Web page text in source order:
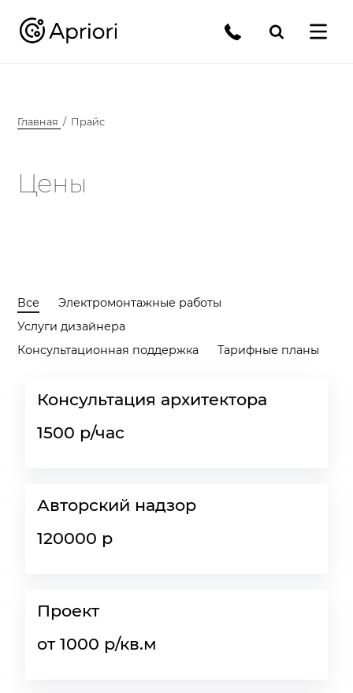
Главная Прайс
Цены
Все
Электромонтажные работы
Услуги дизайнера
Консультационная поддержка
Тарифные планы
Консультация архитектора
1500 р/час
Авторский надзор
120000 р
Проект
от 1000 р/кв.м